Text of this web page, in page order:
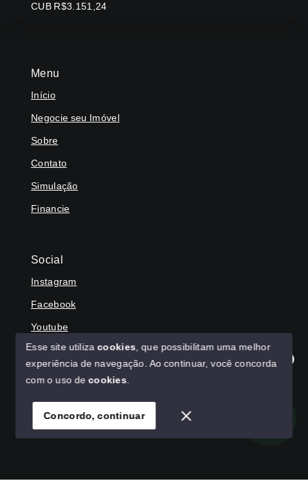
Olá! Agradecemos seu contato, como podemos ajudar?
Menu
Início
Negocie seu Imóvel
Sobre
Contato
Simulação
Financie
Social
Instagram
Facebook
Youtube
© Copyright 2026 - HAGA IMÓVEIS - Todos os direitos
SITE PARA IMOBILIARIA
CUB R$3.151,24
Esse site utilizacookies , que possibilitam uma melhor
experiência de navegação. Ao continuar, você concorda
com o uso decookies
Concordo, continuar